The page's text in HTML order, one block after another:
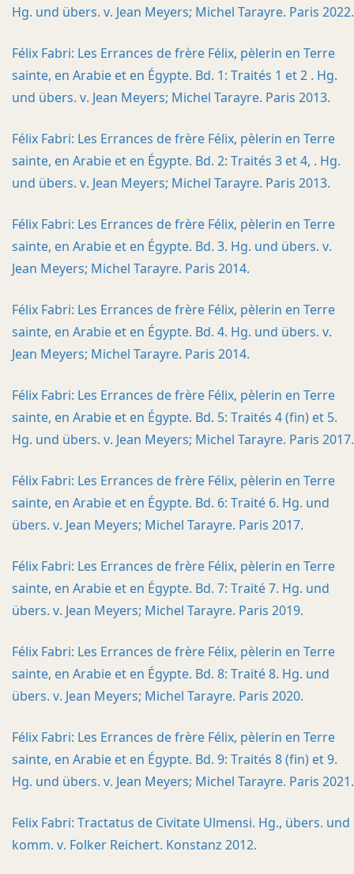
Hg. und übers. v. Jean Meyers; Michel Tarayre. Paris 2022.
Félix Fabri: Les Errances de frère Félix, pèlerin en Terre
sainte, en Arabie et en Égypte. Bd. 1: Traités 1 et 2 . Hg.
und übers. v. Jean Meyers; Michel Tarayre. Paris 2013.
Félix Fabri: Les Errances de frère Félix, pèlerin en Terre
sainte, en Arabie et en Égypte. Bd. 2: Traités 3 et 4, . Hg.
und übers. v. Jean Meyers; Michel Tarayre. Paris 2013.
Félix Fabri: Les Errances de frère Félix, pèlerin en Terre
sainte, en Arabie et en Égypte. Bd. 3. Hg. und übers. v.
Jean Meyers; Michel Tarayre. Paris 2014.
Félix Fabri: Les Errances de frère Félix, pèlerin en Terre
sainte, en Arabie et en Égypte. Bd. 4. Hg. und übers. v.
Jean Meyers; Michel Tarayre. Paris 2014.
Félix Fabri: Les Errances de frère Félix, pèlerin en Terre
sainte, en Arabie et en Égypte. Bd. 5: Traités 4 (fin) et 5.
Hg. und übers. v. Jean Meyers; Michel Tarayre. Paris 2017.
Félix Fabri: Les Errances de frère Félix, pèlerin en Terre
sainte, en Arabie et en Égypte. Bd. 6: Traité 6. Hg. und
übers. v. Jean Meyers; Michel Tarayre. Paris 2017.
Félix Fabri: Les Errances de frère Félix, pèlerin en Terre
sainte, en Arabie et en Égypte. Bd. 7: Traité 7. Hg. und
übers. v. Jean Meyers; Michel Tarayre. Paris 2019.
Félix Fabri: Les Errances de frère Félix, pèlerin en Terre
sainte, en Arabie et en Égypte. Bd. 8: Traité 8. Hg. und
übers. v. Jean Meyers; Michel Tarayre. Paris 2020.
Félix Fabri: Les Errances de frère Félix, pèlerin en Terre
sainte, en Arabie et en Égypte. Bd. 9: Traités 8 (fin) et 9.
Hg. und übers. v. Jean Meyers; Michel Tarayre. Paris 2021.
Felix Fabri: Tractatus de Civitate Ulmensi. Hg., übers. und
komm. v. Folker Reichert. Konstanz 2012.